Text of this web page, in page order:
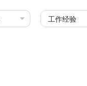
工作经验